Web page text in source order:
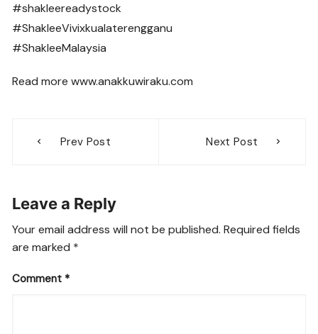
#shakleereadystock
#ShakleeVivixkualaterengganu
#ShakleeMalaysia
Read more www.anakkuwiraku.com
navigation
Prev Post Next Post
Leave a Reply
Your email address will not be published. Required fields
are marked *
Comment *